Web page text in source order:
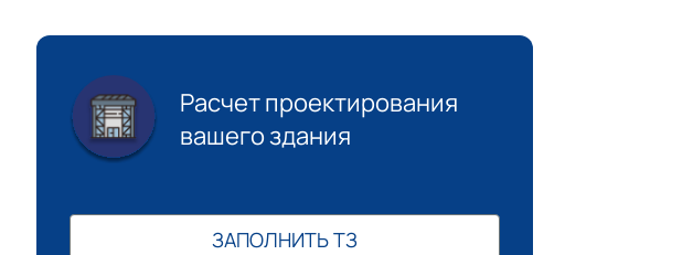
Расчет проектирования
вашего здания
ЗАПОЛНИТЬ ТЗ